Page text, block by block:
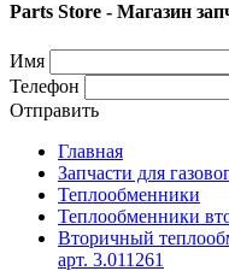
Parts Store - Магазин
Имя
Телефон
Отправить
Главная
Запчасти для
Теплообменники
Теплообменники
Вторичный
арт. 3.011261